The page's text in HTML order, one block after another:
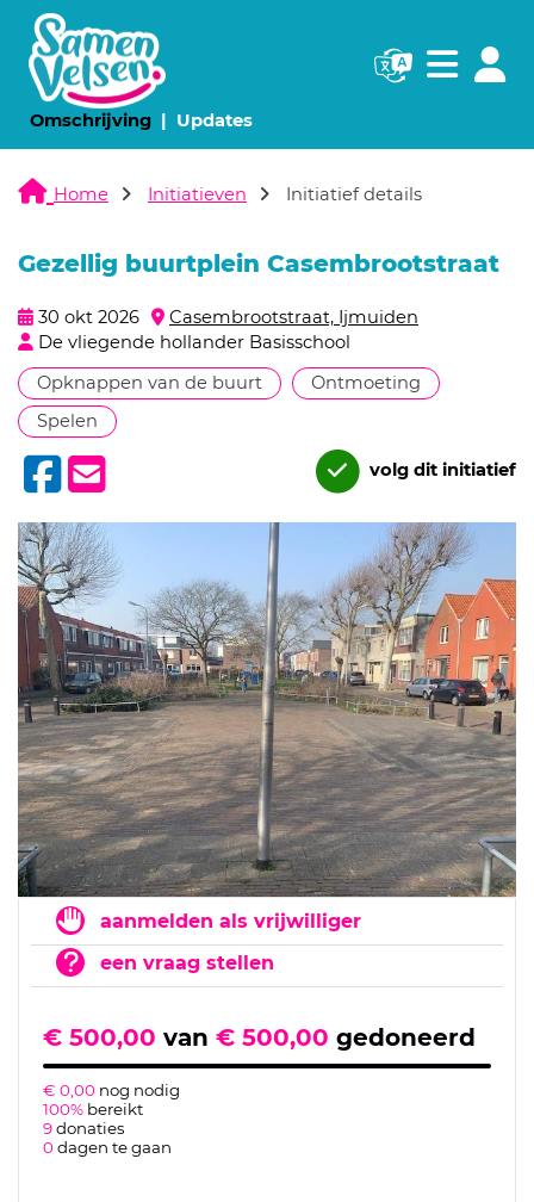
Omschrijving(huidige pagina)
Updates(huidige pagina)
Navigatie
Home Initiatieven Initiatief details
Gezellig buurtplein Casembrootstraat
30 okt 2026
Casembrootstraat, Ijmuiden
De vliegende hollander Basisschool
Opknappen van de buurt
Ontmoeting
Spelen
volg dit initiatief
aanmelden als vrijwilliger
een vraag stellen
€ 500,00 van € 500,00 gedoneerd
€ 0,00 nog nodig
100% bereikt
9donaties
0dagen te gaan